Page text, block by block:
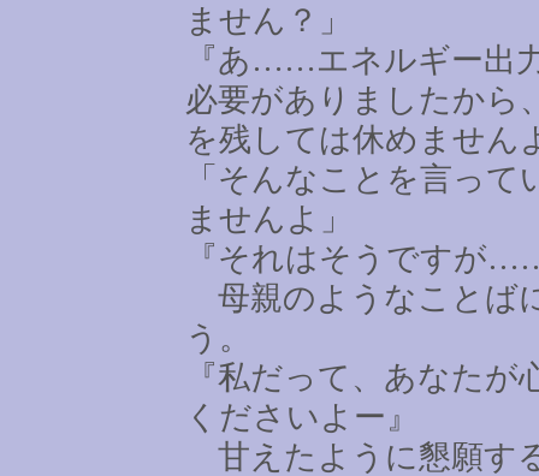
ません？」
『あ ……エネルギー出
必要がありましたから
を残しては休めません
「そんなことを言っ
ませんよ」
『それはそうですが
母親のようなことば
う。
『私だって、あなた
くださいよー』
甘えたように懇願す